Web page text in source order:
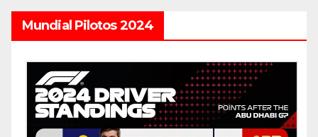
Mundial Pilotos 2024